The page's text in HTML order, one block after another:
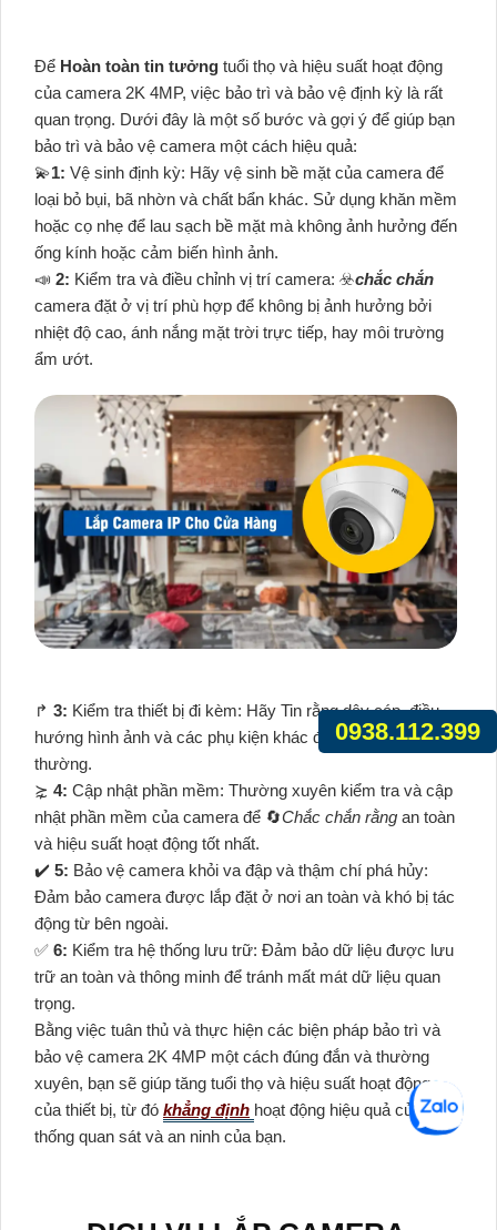
Để Hoàn toàn tin tưởng tuổi thọ và hiệu suất hoạt động
của camera 2K 4MP, việc bảo trì và bảo vệ định kỳ là rất
quan trọng. Dưới đây là một số bước và gợi ý để giúp bạn
bảo trì và bảo vệ camera một cách hiệu quả:
💫1: Vệ sinh định kỳ: Hãy vệ sinh bề mặt của camera để
loại bỏ bụi, bã nhờn và chất bẩn khác. Sử dụng khăn mềm
hoặc cọ nhẹ để lau sạch bề mặt mà không ảnh hưởng đến
ống kính hoặc cảm biến hình ảnh.
📣 2: Kiểm tra và điều chỉnh vị trí camera: ☣️chắc chắn
camera đặt ở vị trí phù hợp để không bị ảnh hưởng bởi
nhiệt độ cao, ánh nắng mặt trời trực tiếp, hay môi trường
ẩm ướt.
️↱ 3: Kiểm tra thiết bị đi kèm: Hãy Tin rằng dây cáp, điều
hướng hình ảnh và các phụ kiện khác đều hoạt động bình
thường.
⋩ 4: Cập nhật phần mềm: Thường xuyên kiểm tra và cập
nhật phần mềm của camera để 🔄Chắc chắn rằng an toàn
và hiệu suất hoạt động tốt nhất.
✔️ 5: Bảo vệ camera khỏi va đập và thậm chí phá hủy:
Đảm bảo camera được lắp đặt ở nơi an toàn và khó bị tác
động từ bên ngoài.
️✅ 6: Kiểm tra hệ thống lưu trữ: Đảm bảo dữ liệu được lưu
trữ an toàn và thông minh để tránh mất mát dữ liệu quan
trọng.
Bằng việc tuân thủ và thực hiện các biện pháp bảo trì và
bảo vệ camera 2K 4MP một cách đúng đắn và thường
xuyên, bạn sẽ giúp tăng tuổi thọ và hiệu suất hoạt động
của thiết bị, từ đó khẳng định hoạt động hiệu quả của hệ
thống quan sát và an ninh của bạn.
0938.112.399